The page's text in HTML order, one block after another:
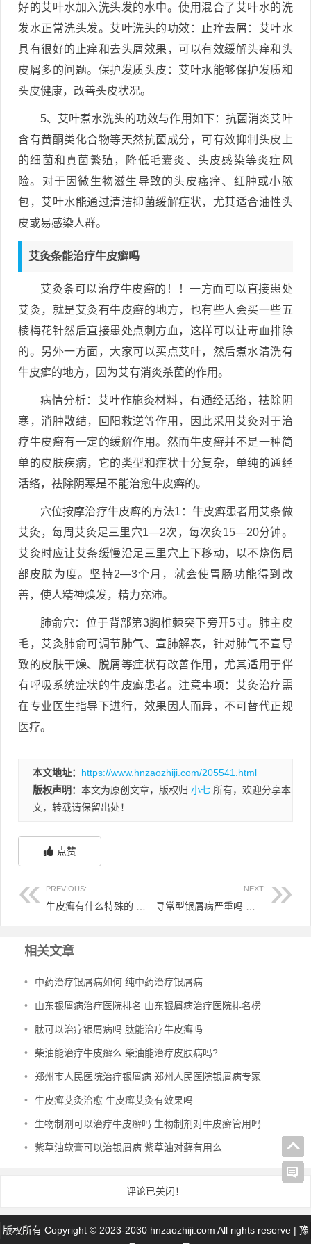
好的艾叶水加入洗头发的水中。使用混合了艾叶水的洗
发水正常洗头发。艾叶洗头的功效：止痒去屑：艾叶水
具有很好的止痒和去头屑效果，可以有效缓解头痒和头
皮屑多的问题。保护发质头皮：艾叶水能够保护发质和
头皮健康，改善头皮状况。
5、艾叶煮水洗头的功效与作用如下：抗菌消炎艾叶
含有黄酮类化合物等天然抗菌成分，可有效抑制头皮上
的细菌和真菌繁殖，降低毛囊炎、头皮感染等炎症风
险。对于因微生物滋生导致的头皮瘙痒、红肿或小脓
包，艾叶水能通过清洁抑菌缓解症状，尤其适合油性头
皮或易感染人群。
艾灸条能治疗牛皮癣吗
艾灸条可以治疗牛皮癣的！！一方面可以直接患处
艾灸，就是艾灸有牛皮癣的地方，也有些人会买一些五
棱梅花针然后直接患处点刺方血，这样可以让毒血排除
的。另外一方面，大家可以买点艾叶，然后煮水清洗有
牛皮癣的地方，因为艾有消炎杀菌的作用。
病情分析：艾叶作施灸材料，有通经活络，祛除阴
寒，消肿散结，回阳救逆等作用，因此采用艾灸对于治
疗牛皮癣有一定的缓解作用。然而牛皮癣并不是一种简
单的皮肤疾病，它的类型和症状十分复杂，单纯的通经
活络，祛除阴寒是不能治愈牛皮癣的。
穴位按摩治疗牛皮癣的方法1：牛皮癣患者用艾条做
艾灸，每周艾灸足三里穴1―2次，每次灸15―20分钟。
艾灸时应让艾条缓慢沿足三里穴上下移动，以不烧伤局
部皮肤为度。坚持2―3个月，就会使胃肠功能得到改
善，使人精神焕发，精力充沛。
肺俞穴：位于背部第3胸椎棘突下旁开5寸。肺主皮
毛，艾灸肺俞可调节肺气、宣肺解表，针对肺气不宣导
致的皮肤干燥、脱屑等症状有改善作用，尤其适用于伴
有呼吸系统症状的牛皮癣患者。注意事项：艾灸治疗需
在专业医生指导下进行，效果因人而异，不可替代正规
医疗。
本文地址： https://www.hnzaozhiji.com/205541.html
版权声明： 本文为原创文章，版权归 小七 所有，欢迎分享本
文，转载请保留出处！
点赞
PREVIOUS: NEXT:
相关文章
• 中药治疗银屑病如何 纯中药治疗银屑病
• 山东银屑病治疗医院排名 山东银屑病治疗医院排名榜
• 肽可以治疗银屑病吗 肽能治疗牛皮癣吗
• 柴油能治疗牛皮癣么 柴油能治疗皮肤病吗?
• 郑州市人民医院治疗银屑病 郑州人民医院银屑病专家
• 牛皮癣艾灸治愈 牛皮癣艾灸有效果吗
• 生物制剂可以治疗牛皮癣吗 生物制剂对牛皮癣管用吗
• 紫草油软膏可以治银屑病 紫草油对藓有用么
评论已关闭！
版权所有 Copyright © 2023-2030 hnzaozhiji.com All rights reserve | 豫